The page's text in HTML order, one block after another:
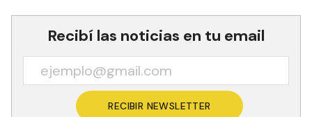
Recibí las noticias en tu email
RECIBIR NEWSLETTER